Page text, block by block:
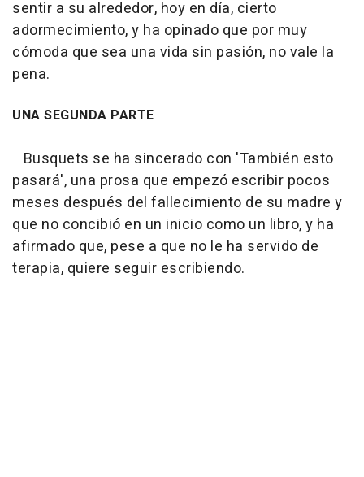
sentir a su alrededor, hoy en día, cierto
adormecimiento, y ha opinado que por muy
cómoda que sea una vida sin pasión, no vale la
pena.
UNA SEGUNDA PARTE
Busquets se ha sincerado con 'También esto
pasará', una prosa que empezó escribir pocos
meses después del fallecimiento de su madre y
que no concibió en un inicio como un libro, y ha
afirmado que, pese a que no le ha servido de
terapia, quiere seguir escribiendo.